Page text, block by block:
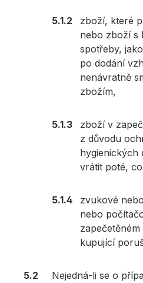
zboží, které
nebo zboží s
spotřeby,
po dodání
nenávratně
zbožím,
zboží v
z důvodu
hygienických
vrátit poté,
zvukové
nebo
kupující
Nejedná-li se o